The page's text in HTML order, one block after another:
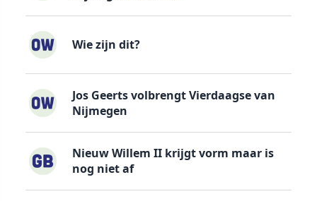
Wie zijn dit?
Jos Geerts volbrengt Vierdaagse van
Nijmegen
Nieuw Willem II krijgt vorm maar is
nog niet af